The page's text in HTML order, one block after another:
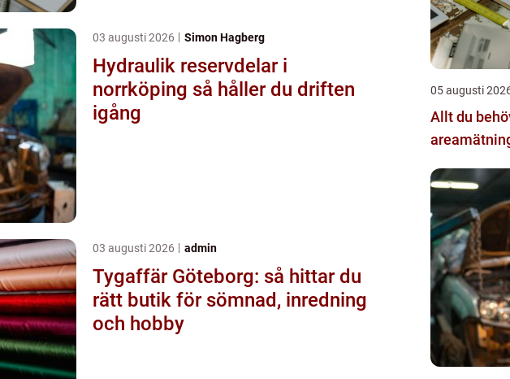
03 augusti 2026 Simon Hagberg
Hydraulik reservdelar i
norrköping så håller du driften
igång
03 augusti 2026 admin
Tygaffär Göteborg: så hittar du
rätt butik för sömnad, inredning
och hobby
05 augusti
Allt du